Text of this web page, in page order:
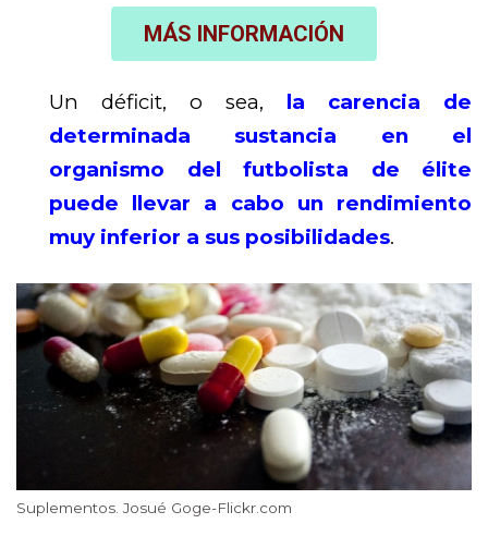
MÁS INFORMACIÓN
Un déficit, o sea, la carencia de
determinada sustancia en el
organismo del futbolista de élite
puede llevar a cabo un rendimiento
muy inferior a sus posibilidades.
Suplementos. Josué Goge-Flickr.com